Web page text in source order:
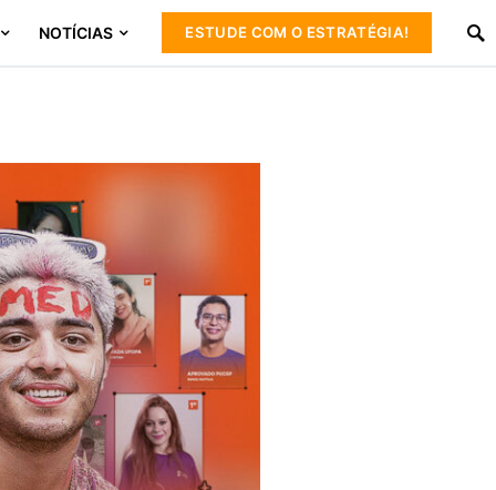
NOTÍCIAS ESTUDE COM O ESTRATÉGIA!